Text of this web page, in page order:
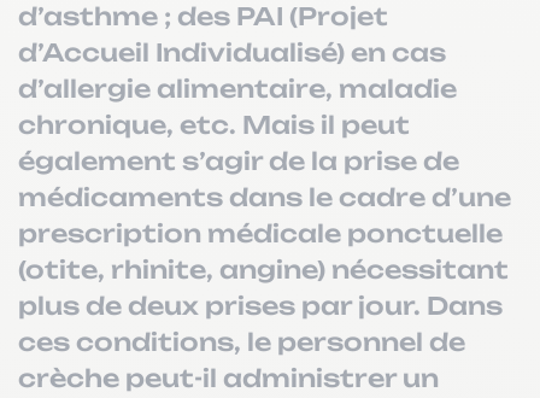
d’asthme ; des PAI (Projet
d’Accueil Individualisé) en cas
d’allergie alimentaire, maladie
chronique, etc. Mais il peut
également s’agir de la prise de
médicaments dans le cadre d’une
prescription médicale ponctuelle
(otite, rhinite, angine) nécessitant
plus de deux prises par jour. Dans
ces conditions, le personnel de
crèche peut-il administrer un